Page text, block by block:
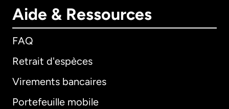
Aide & Ressources
FAQ
Retrait d'espèces
Virements bancaires
Portefeuille mobile